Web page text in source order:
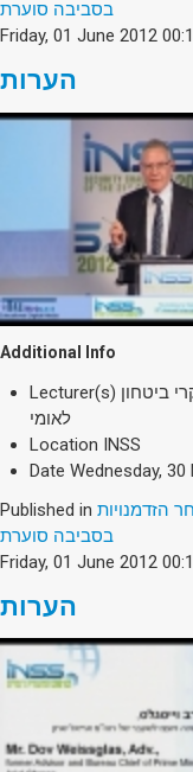
בסביבה סוערת
Friday, 01 June 2012
הערות
Additional Info
Lecturer(s) ביטחון
לאומי
Location INSS
Date Wednesday, 30
Published in 21: בחיפוש אחר הזדמנויות
בסביבה סוערת
Friday, 01 June 2012
הערות